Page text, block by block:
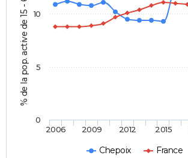
% de la pop. active de 15 - 64 ans
Chepoix France
2006 2009 2012 2015
0
5
10